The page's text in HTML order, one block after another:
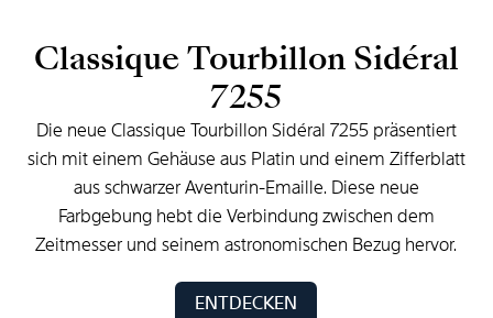
ClassiqueTourbillonSidéral
7255
Die neue Classique Tourbillon Sidéral 7255 präsentiert
sich miteinem Gehäuse aus Platin und einem Zifferblatt
ausschwarzerAventurin-Emaille. Diese neue
Farbgebung hebtdie Verbindungzwischen dem
Zeitmesser und seinem astronomischen Bezug hervor.
ENTDECKEN